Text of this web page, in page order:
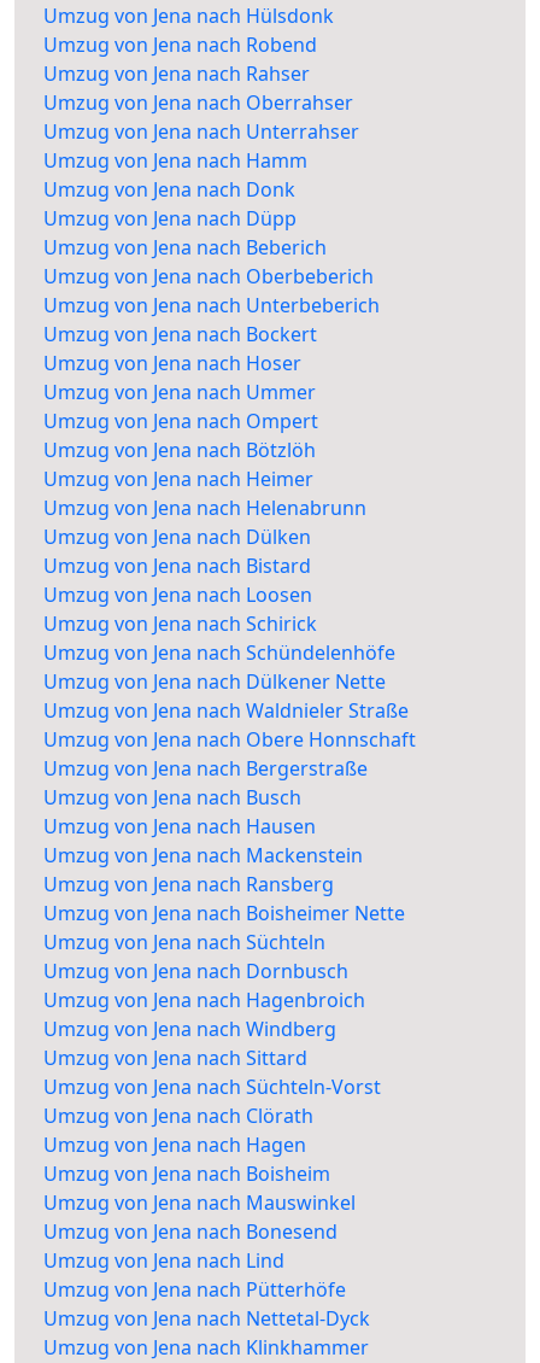
Umzug von Jena nach Hülsdonk
Umzug von Jena nach Robend
Umzug von Jena nach Rahser
Umzug von Jena nach Oberrahser
Umzug von Jena nach Unterrahser
Umzug von Jena nach Hamm
Umzug von Jena nach Donk
Umzug von Jena nach Düpp
Umzug von Jena nach Beberich
Umzug von Jena nach Oberbeberich
Umzug von Jena nach Unterbeberich
Umzug von Jena nach Bockert
Umzug von Jena nach Hoser
Umzug von Jena nach Ummer
Umzug von Jena nach Ompert
Umzug von Jena nach Bötzlöh
Umzug von Jena nach Heimer
Umzug von Jena nach Helenabrunn
Umzug von Jena nach Dülken
Umzug von Jena nach Bistard
Umzug von Jena nach Loosen
Umzug von Jena nach Schirick
Umzug von Jena nach Schündelenhöfe
Umzug von Jena nach Dülkener Nette
Umzug von Jena nach Waldnieler Straße
Umzug von Jena nach Obere Honnschaft
Umzug von Jena nach Bergerstraße
Umzug von Jena nach Busch
Umzug von Jena nach Hausen
Umzug von Jena nach Mackenstein
Umzug von Jena nach Ransberg
Umzug von Jena nach Boisheimer Nette
Umzug von Jena nach Süchteln
Umzug von Jena nach Dornbusch
Umzug von Jena nach Hagenbroich
Umzug von Jena nach Windberg
Umzug von Jena nach Sittard
Umzug von Jena nach Süchteln-Vorst
Umzug von Jena nach Clörath
Umzug von Jena nach Hagen
Umzug von Jena nach Boisheim
Umzug von Jena nach Mauswinkel
Umzug von Jena nach Bonesend
Umzug von Jena nach Lind
Umzug von Jena nach Pütterhöfe
Umzug von Jena nach Nettetal-Dyck
Umzug von Jena nach Klinkhammer